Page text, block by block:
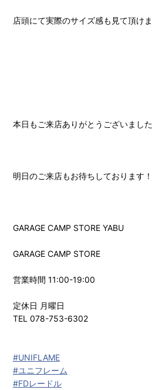
店頭にて実際のサイズ感も見て頂け
本日もご来店ありがとうございました
明日のご来店もお待ちしております！
GARAGE CAMP STORE YABU
GARAGE CAMP STORE
営業時間 11:00-19:00
定休日 月曜日
TEL 078-753-6302
#UNIFLAME
#ユニフレーム
#FDレードル